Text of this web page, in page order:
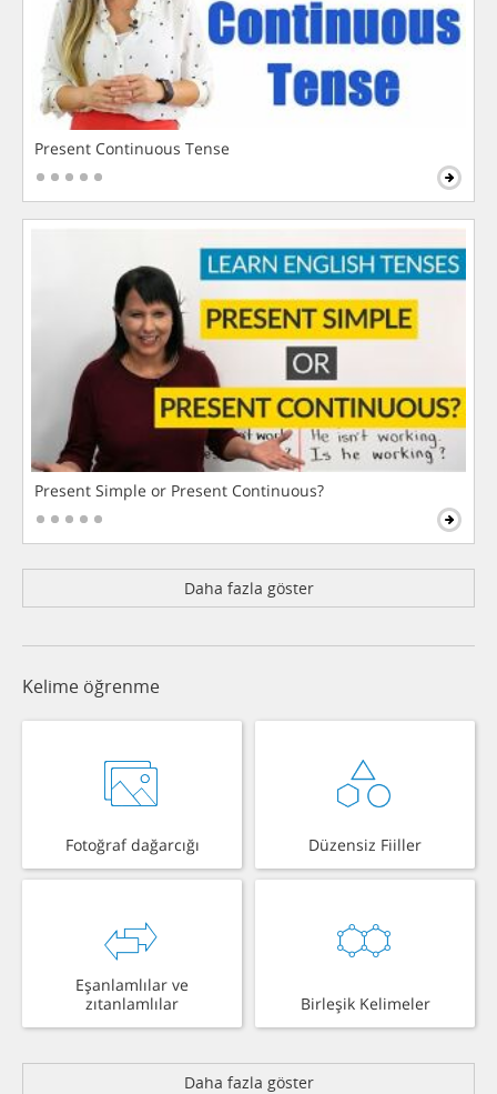
Present Continuous Tense
Present Simple or Present Continuous?
Daha fazla göster
Kelime öğrenme
Fotoğraf dağarcığı Düzensiz Fiiller
Eşanlamlılar ve
zıtanlamlılar
Birleşik Kelimeler
Daha fazla göster